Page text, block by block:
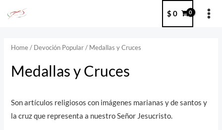
$ 0
Home/ Devoción Popular/ Medallas y Cruces
Medallas y Cruces
Son artículos religiosos con imágenes marianas y de santos y
la cruz que representa a nuestro Señor Jesucristo.